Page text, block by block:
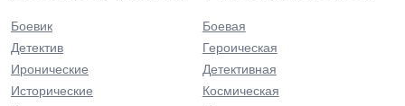
Боевик
Детектив
Иронические
Исторические
Боевая
Героическая
Детективная
Космическая